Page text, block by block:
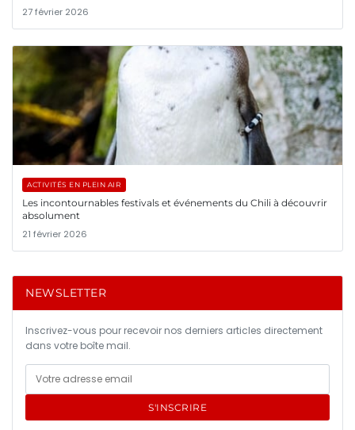
27 février 2026
ACTIVITÉS EN PLEIN AIR
Les incontournables festivals et événements du Chili à découvrir
absolument
21 février 2026
NEWSLETTER
Inscrivez-vous pour recevoir nos derniers articles directement
dans votre boîte mail.
S'INSCRIRE